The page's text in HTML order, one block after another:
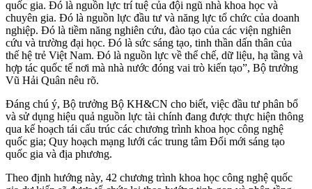
quốc gia. Đó là nguồn lực trí tuệ của đội ngũ nhà khoa học và
chuyên gia. Đó là nguồn lực đầu tư và năng lực tổ chức của doanh
nghiệp. Đó là tiềm năng nghiên cứu, đào tạo của các viện nghiên
cứu và trường đại học. Đó là sức sáng tạo, tinh thần dấn thân của
thế hệ trẻ Việt Nam. Đó là nguồn lực về thể chế, dữ liệu, hạ tầng và
hợp tác quốc tế nơi mà nhà nước đóng vai trò kiến tạo”, Bộ trưởng
Vũ Hải Quân nêu rõ.
Đáng chú ý, Bộ trưởng Bộ KH&CN cho biết, việc đầu tư phân bổ
và sử dụng hiệu quả nguồn lực tài chính đang được thực hiện thông
qua kế hoạch tái cấu trúc các chương trình khoa học công nghệ
quốc gia; Quy hoạch mạng lưới các trung tâm Đổi mới sáng tạo
quốc gia và địa phương.
Theo định hướng này, 42 chương trình khoa học công nghệ quốc